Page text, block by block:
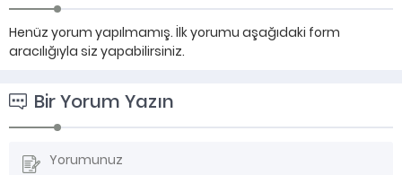
Henüz yorum yapılmamış. İlk yorumu aşağıdaki form
aracılığıyla siz yapabilirsiniz.
Bir Yorum Yazın